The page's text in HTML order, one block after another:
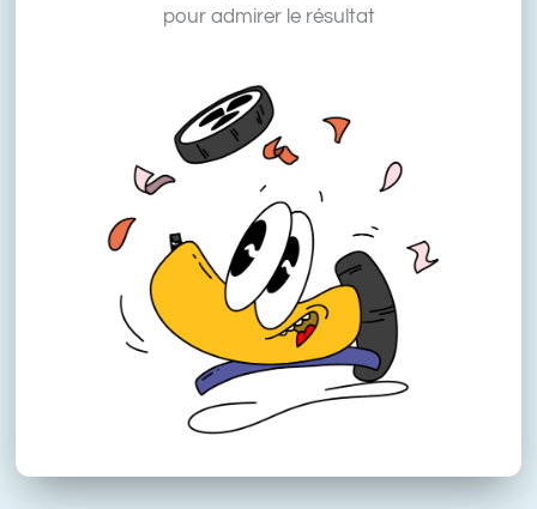
pour admirer le résultat